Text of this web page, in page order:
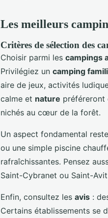
Les meilleurs
Critères de sélection des
Choisir parmi les campings
Privilégiez un camping
aire de jeux, activités
calme et nature préféreront
nichés au cœur de la forêt.
Un aspect fondamental
ou une simple piscine
rafraîchissantes. Pensez
Saint-Cybranet ou Saint-
Enfin, consultez les avis :
Certains établissements se